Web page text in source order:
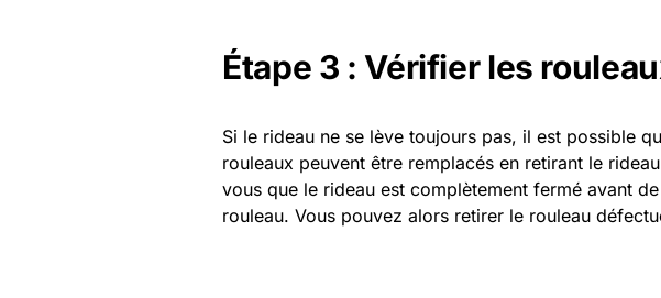
Étape 3 : Vérifier les
Si le rideau ne se lève toujours pas, il est possible
rouleaux peuvent être remplacés en retirant le
vous que le rideau est complètement fermé avant
rouleau. Vous pouvez alors retirer le rouleau